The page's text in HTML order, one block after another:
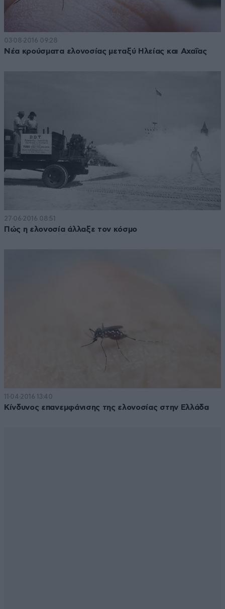
03·08·2016 09:28
Νέα κρούσματα ελονοσίας μεταξύ Ηλείας και Αχαΐας
27·06·2016 08:51
Πώς η ελονοσία άλλαξε τον κόσμο
11·04·2016 13:40
Κίνδυνος επανεμφάνισης της ελονοσίας στην Ελλάδα